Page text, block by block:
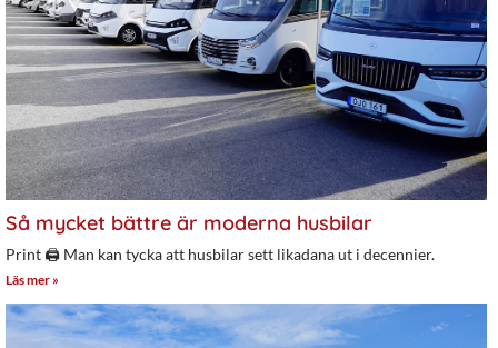
Så mycket bättre är moderna husbilar
Print 🖨 Man kan tycka att husbilar sett likadana ut i decennier.
Läs mer »